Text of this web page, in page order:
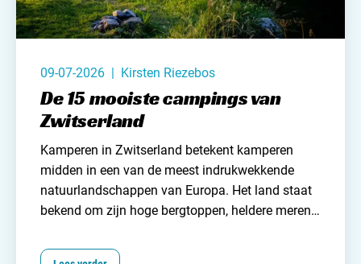
09-07-2026 | Kirsten Riezebos
De 15 mooiste campings van
Zwitserland
Kamperen in Zwitserland betekent kamperen
midden in een van de meest indrukwekkende
natuurlandschappen van Europa. Het land staat
bekend om zijn hoge bergtoppen, heldere meren
geweldige plek om te kamperen! Of je nu kiest